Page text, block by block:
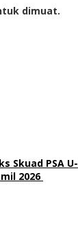
dimuat.
Skuad PSA U-
2026